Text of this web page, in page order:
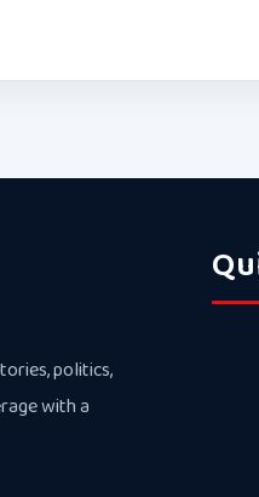
politics,
with a